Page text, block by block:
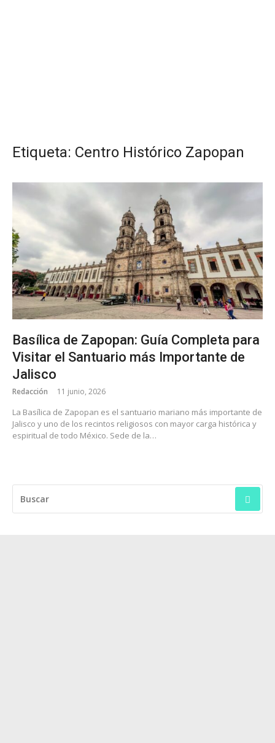
Etiqueta: Centro Histórico Zapopan
Basílica de Zapopan: Guía Completa para
Visitar el Santuario más Importante de
Jalisco
Redacción 11 junio, 2026
La Basílica de Zapopan es el santuario mariano más importante de
Jalisco y uno de los recintos religiosos con mayor carga histórica y
espiritual de todo México. Sede de la…